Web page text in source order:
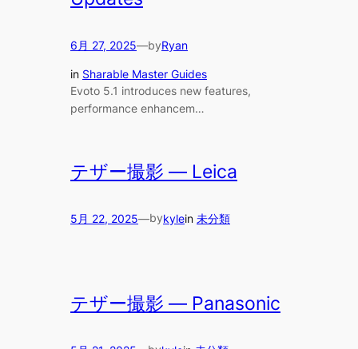
6月 27, 2025—byRyan
in Sharable Master Guides
Evoto 5.1 introduces new features,
performance enhancem…
テザー撮影 — Leica
5月 22, 2025—bykylein 未分類
テザー撮影 — Panasonic